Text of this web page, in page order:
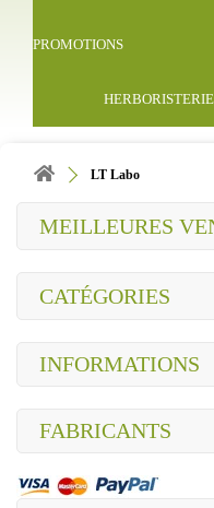
PROMOTIONS
HERBORISTERIE
LT Labo
MEILLEURES
CATÉGORIES
INFORMATIONS
FABRICANTS